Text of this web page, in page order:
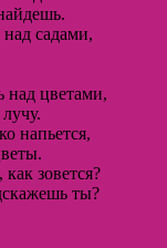
садами,
над цветами,
напьется,
зовется?
ты?